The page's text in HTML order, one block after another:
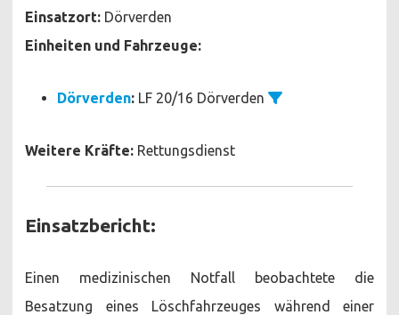
Einsatzort: Dörverden
Einheiten und Fahrzeuge:
Dörverden: LF 20/16 Dörverden
Weitere Kräfte: Rettungsdienst
Einsatzbericht:
Einen medizinischen Notfall beobachtete die
Besatzung eines Löschfahrzeuges während einer